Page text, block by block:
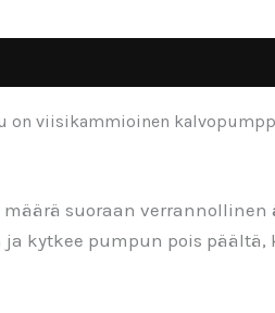
on viisikammioinen
suoraan
kytkee pumpun pois päältä,